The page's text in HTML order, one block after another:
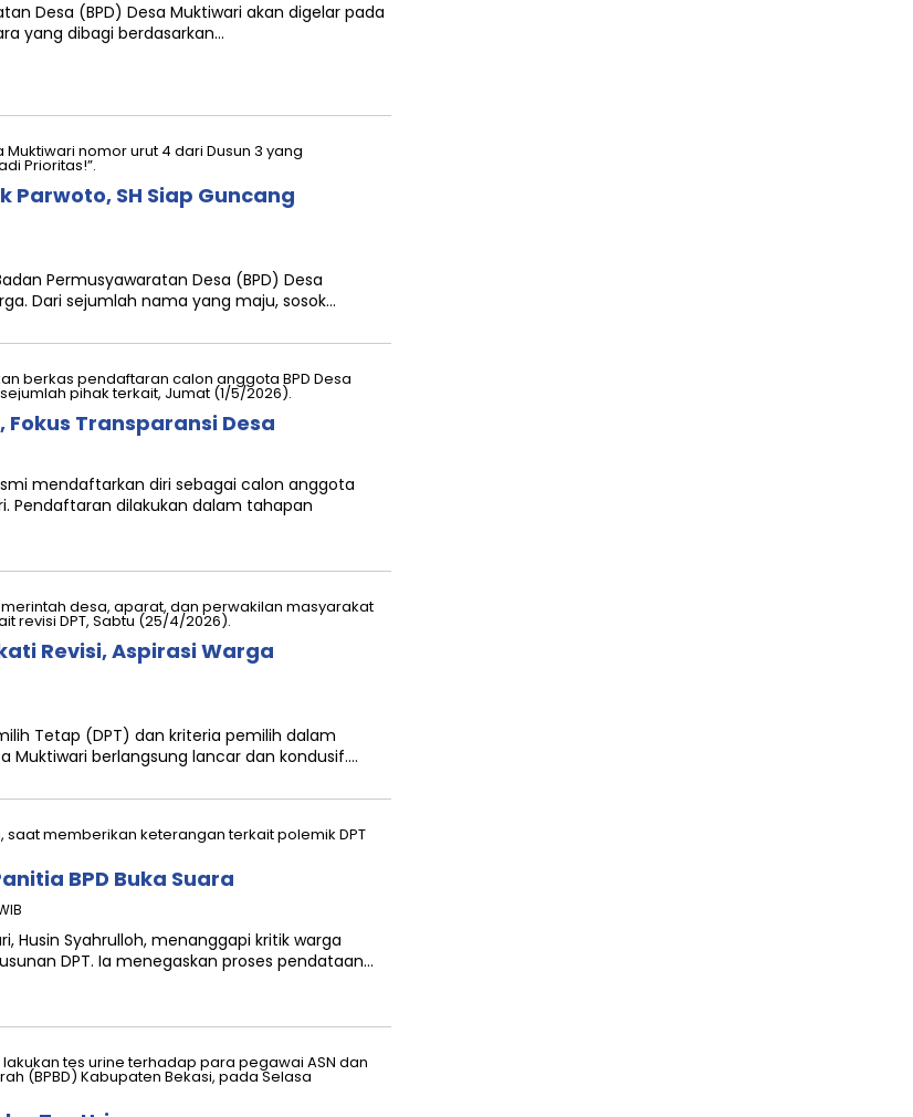
Desa (BPD) Desa Muktiwari akan digelar pada
yang dibagi berdasarkan…
Parwoto, SH Siap Guncang
Permusyawaratan Desa (BPD) Desa
Dari sejumlah nama yang maju, sosok…
Fokus Transparansi Desa
mendaftarkan diri sebagai calon anggota
Pendaftaran dilakukan dalam tahapan
Revisi, Aspirasi Warga
Tetap (DPT) dan kriteria pemilih dalam
Muktiwari berlangsung lancar dan kondusif….
BPD Buka Suara
Husin Syahrulloh, menanggapi kritik warga
DPT. Ia menegaskan proses pendataan…